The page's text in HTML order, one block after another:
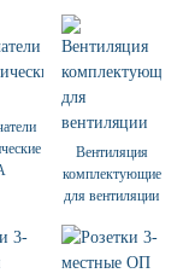
Вентиляция
комплектующие
для вентиляции